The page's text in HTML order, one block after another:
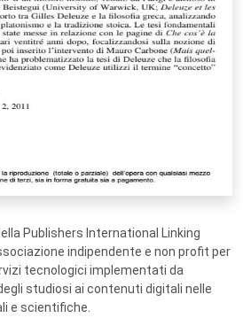
Publishers International Linking
indipendente e non profit per
tecnologici implementati da
studiosi ai contenuti digitali nelle
e scientifiche.